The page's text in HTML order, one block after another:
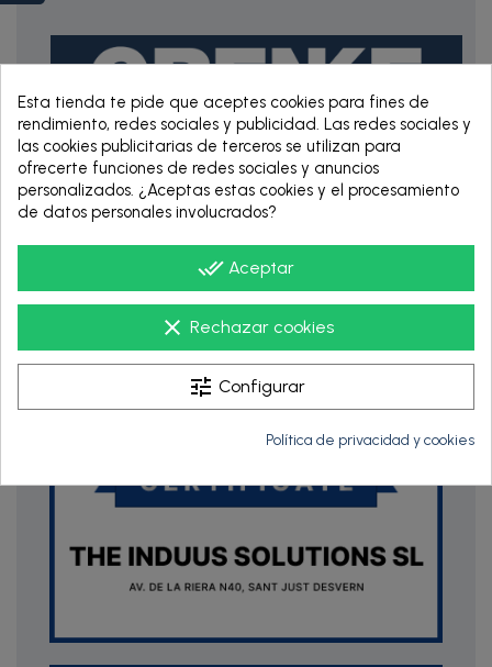
RENTING DE 12
HASTA 60 MESES
Esta tienda te pide que aceptes cookies para fines de
rendimiento, redes sociales y publicidad. Las redes sociales y
las cookies publicitarias de terceros se utilizan para
ofrecerte funciones de redes sociales y anuncios
personalizados. ¿Aceptas estas cookies y el procesamiento
de datos personales involucrados?
done_all Aceptar
clear Rechazar cookies
tune Configurar
Política de privacidad y cookies